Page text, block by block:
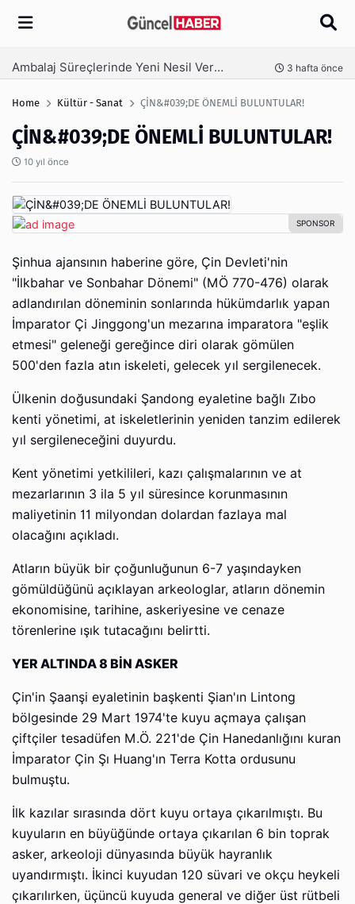
Arama
Ambalaj Süreçlerinde Yeni Nesil Verimliliği Olimpack ile Yakalayın 3 hafta önce
Home Kültür - Sanat ÇİN&#039;DE ÖNEMLİ BULUNTULAR!
ÇİN&#039;DE ÖNEMLİ BULUNTULAR!
10 yıl önce
Şinhua ajansının haberine göre, Çin Devleti'nin
"İlkbahar ve Sonbahar Dönemi" (MÖ 770-476) olarak
adlandırılan döneminin sonlarında hükümdarlık yapan
İmparator Çi Jinggong'un mezarına imparatora "eşlik
etmesi" geleneği gereğince diri olarak gömülen
500'den fazla atın iskeleti, gelecek yıl sergilenecek.
Ülkenin doğusundaki Şandong eyaletine bağlı Zıbo
kenti yönetimi, at iskeletlerinin yeniden tanzim edilerek
yıl sergileneceğini duyurdu.
Kent yönetimi yetkilileri, kazı çalışmalarının ve at
mezarlarının 3 ila 5 yıl süresince korunmasının
maliyetinin 11 milyondan dolardan fazlaya mal
olacağını açıkladı.
Atların büyük bir çoğunluğunun 6-7 yaşındayken
gömüldüğünü açıklayan arkeologlar, atların dönemin
ekonomisine, tarihine, askeriyesine ve cenaze
törenlerine ışık tutacağını belirtti.
YER ALTINDA 8 BİN ASKER
Çin'in Şaanşi eyaletinin başkenti Şian'ın Lintong
bölgesinde 29 Mart 1974'te kuyu açmaya çalışan
çiftçiler tesadüfen M.Ö. 221'de Çin Hanedanlığını kuran
İmparator Çin Şı Huang'ın Terra Kotta ordusunu
bulmuştu.
İlk kazılar sırasında dört kuyu ortaya çıkarılmıştı. Bu
kuyuların en büyüğünde ortaya çıkarılan 6 bin toprak
asker, arkeoloji dünyasında büyük hayranlık
uyandırmıştı. İkinci kuyudan 120 süvari ve okçu heykeli
çıkarılırken, üçüncü kuyuda general ve diğer üst rütbeli